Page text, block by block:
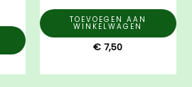
TOEVOEGEN AAN
WINKELWAGEN
€ 7,50